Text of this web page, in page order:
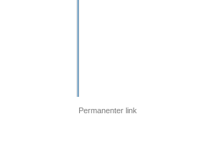
Permanenter link